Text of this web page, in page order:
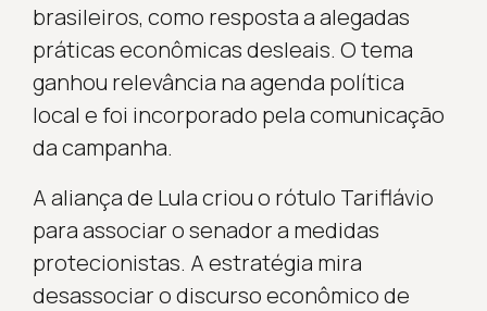
brasileiros, como resposta a alegadas
práticas econômicas desleais. O tema
ganhou relevância na agenda política
local e foi incorporado pela comunicação
da campanha.
A aliança de Lula criou o rótulo Tariflávio
para associar o senador a medidas
protecionistas. A estratégia mira
desassociar o discurso econômico de